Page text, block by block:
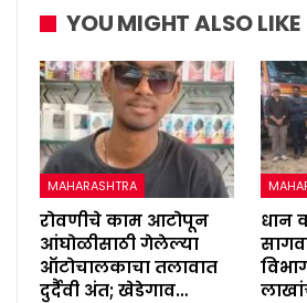
YOU MIGHT ALSO LIKE
MAHARASHTRA
रोवणीचे काम आटोपून
आंघोळीसाठी गेलेल्या
ऑटोचालकाचा तलावात
दुर्दैवी अंत; खेडेगाव…
धान